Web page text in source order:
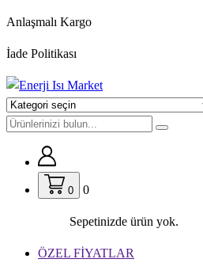
İçeriğe
Anlaşmalı Kargo
İade Politikası
0 0
Sepetinizde ürün yok.
ÖZEL FİYATLAR